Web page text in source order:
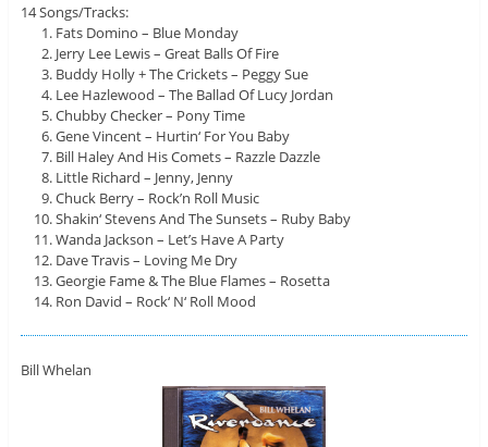
14 Songs/Tracks:
Fats Domino – Blue Monday
Jerry Lee Lewis – Great Balls Of Fire
Buddy Holly + The Crickets – Peggy Sue
Lee Hazlewood – The Ballad Of Lucy Jordan
Chubby Checker – Pony Time
Gene Vincent – Hurtin‘ For You Baby
Bill Haley And His Comets – Razzle Dazzle
Little Richard – Jenny, Jenny
Chuck Berry – Rock’n Roll Music
Shakin‘ Stevens And The Sunsets – Ruby Baby
Wanda Jackson – Let’s Have A Party
Dave Travis – Loving Me Dry
Georgie Fame & The Blue Flames – Rosetta
Ron David – Rock‘ N‘ Roll Mood
Bill Whelan